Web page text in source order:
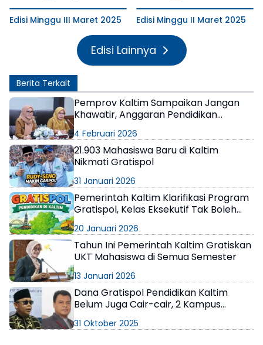
Edisi Minggu III Maret 2025 Edisi Minggu II Maret 2025
Edisi Lainnya
Berita Terkait
Pemprov Kaltim Sampaikan Jangan
Khawatir, Anggaran Pendidikan
4 Februari 2026
21.903 Mahasiswa Baru di Kaltim
Nikmati Gratispol
31 Januari 2026
Pemerintah Kaltim Klarifikasi Program
Gratispol, Kelas Eksekutif Tak Boleh
20 Januari 2026
Tahun Ini Pemerintah Kaltim Gratiskan
UKT Mahasiswa di Semua Semester
13 Januari 2026
Dana Gratispol Pendidikan Kaltim
Belum Juga Cair-cair, 2 Kampus
31 Oktober 2025